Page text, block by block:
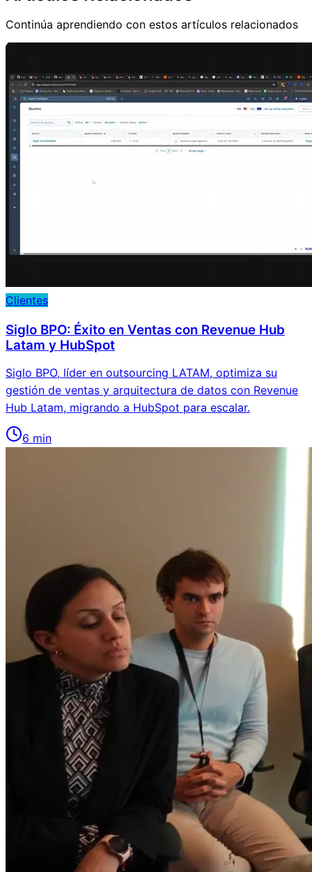
Continúa aprendiendo con estos artículos relacionados
Clientes
Siglo BPO: Éxito en Ventas con Revenue Hub
Latam y HubSpot
Siglo BPO, líder en outsourcing LATAM, optimiza su
gestión de ventas y arquitectura de datos con Revenue
Hub Latam, migrando a HubSpot para escalar.
6 min